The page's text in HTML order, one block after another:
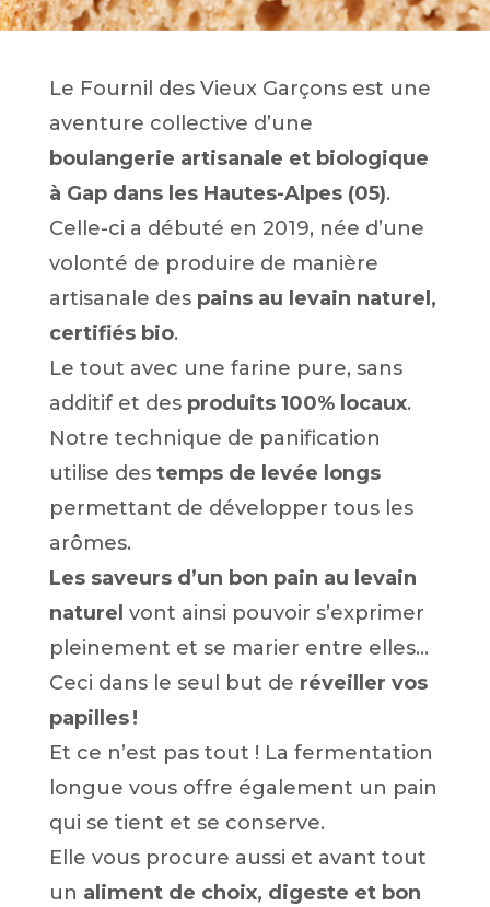
Le Fournil des Vieux Garçons est une
aventure collective d’une
boulangerie artisanale et biologique
à Gap dans les Hautes-Alpes (05).
Celle-ci a débuté en 2019, née d’une
volonté de produire de manière
artisanale des pains au levain naturel,
certifiés bio.
Le tout avec une farine pure, sans
additif et des produits 100% locaux.
Notre technique de panification
utilise des temps de levée longs
permettant de développer tous les
arômes.
Les saveurs d’un bon pain au levain
naturel vont ainsi pouvoir s’exprimer
pleinement et se marier entre elles…
Ceci dans le seul but de réveiller vos
papilles !
Et ce n’est pas tout ! La fermentation
longue vous offre également un pain
qui se tient et se conserve.
Elle vous procure aussi et avant tout
un aliment de choix, digeste et bon